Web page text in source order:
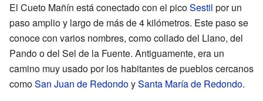
El Cueto Mañín está conectado con el picoSestil por un
paso amplio y largo de más de 4 kilómetros. Este paso se
conoce con varios nombres, como collado del Llano, del
Pando o del Sel de la Fuente. Antiguamente, era un
camino muy usado por los habitantes de pueblos cercanos
comoSan Juan de RedondoySanta María de Redondo.